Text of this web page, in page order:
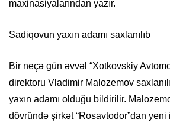
maxinasiyalarından yazır.
Sadiqovun yaxın adamı saxlanılıb
Bir neçə gün əvvəl “Xotkovskiy
direktoru Vladimir Malozemov
yaxın adamı olduğu bildirilir.
dövründə şirkət “Rosavtodor”dan yeni